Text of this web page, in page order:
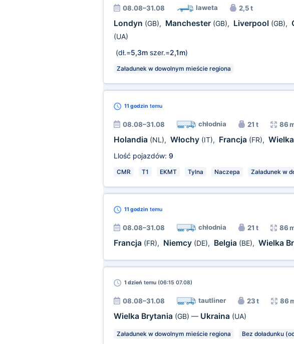
08.08–31.08 laweta 2,5 t
Londyn (GB), Manchester (GB), Liverpool (GB),
(UA)
(dł.=5,3mszer.=2,1m)
Załadunek w dowolnym mieście regiona
11 godzin temu
08.08–31.08 chłodnia 21 t 86
Holandia (NL), Włochy (IT), Francja (FR),
Llość pojazdów: 9
CMR T1 EKMT Tylna Naczepa Załadunek w
11 godzin temu
08.08–31.08 chłodnia 21 t 86
Francja (FR), Niemcy (DE), Belgia (BE), Wielka
1 dzień temu (06:15 07.08)
08.08–31.08 tautliner 23 t 86
Wielka Brytania (GB) — Ukraina (UA)
Załadunek w dowolnym mieście regiona Bez doładunku